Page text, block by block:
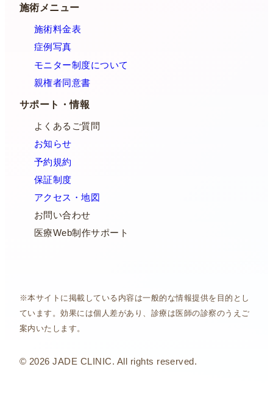
施術メニュー
施術料金表
症例写真
モニター制度について
親権者同意書
サポート・情報
よくあるご質問
お知らせ
予約規約
保証制度
アクセス・地図
お問い合わせ
医療Web制作サポート
※本サイトに掲載している内容は一般的な情報提供を目的とし
ています。効果には個人差があり、診療は医師の診察のうえご
案内いたします。
© 2026 JADE CLINIC. All rights reserved.